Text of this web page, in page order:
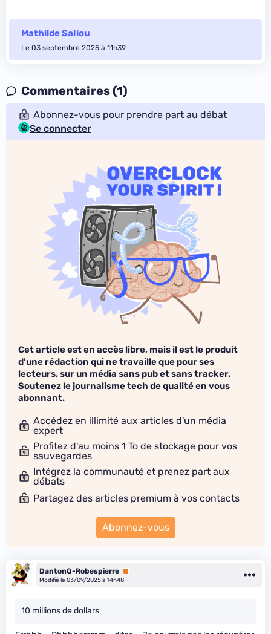
Mathilde Saliou
Le 03 septembre 2025 à 11h39
Commentaires (1)
Abonnez-vous pour prendre part au débat
Se connecter
Cet article est en accès libre, mais il est le produit
d'une rédaction qui ne travaille que pour ses
lecteurs, sur un média sans pub et sans tracker.
Soutenez le journalisme tech de qualité en vous
abonnant.
Accédez en illimité aux articles d'un média
expert
Profitez d'au moins 1 To de stockage pour vos
sauvegardes
Intégrez la communauté et prenez part aux
débats
Partagez des articles premium à vos contacts
Abonnez-vous
DantonQ-Robespierre Premium
Modifié le 03/09/2025 à 14h48
10 millions de dollars